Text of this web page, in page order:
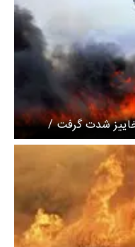
شدت گرفت /